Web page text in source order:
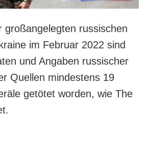
großangelegten russischen
im Februar 2022 sind
und Angaben russischer
Quellen mindestens 19
getötet worden, wie The